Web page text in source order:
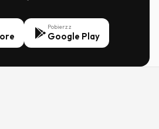
Pobierz z
Google Play